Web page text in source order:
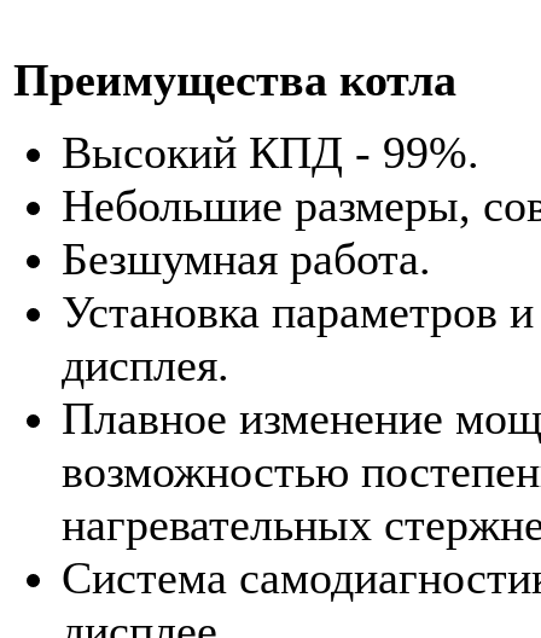
Преимущества котла
Высокий КПД - 99%.
Небольшие размеры,
Безшумная работа.
Установка
дисплея.
Плавное изменение
возможностью
нагревательных
Система